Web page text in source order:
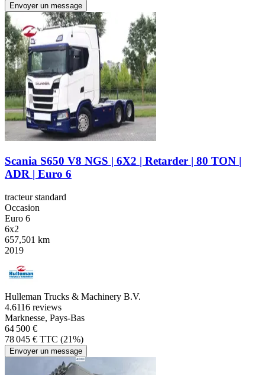
Envoyer un message
Scania S650 V8 NGS | 6X2 | Retarder | 80 TON |
ADR | Euro 6
tracteur standard
Occasion
Euro 6
6x2
657,501 km
2019
Hulleman Trucks & Machinery B.V.
4.6116 reviews
Marknesse, Pays-Bas
64 500 €
78 045 € TTC (21%)
Envoyer un message